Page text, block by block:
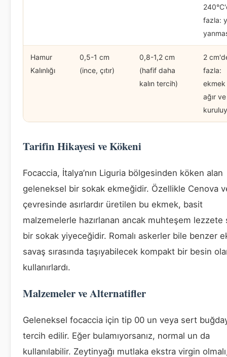
fazla:
Hamur
Kalınlığı
0,5-1 cm
(ince, çıtır)
0,8-1,2 cm
(hafif daha
kalın tercih)
2
fazla:
ağır ve
Tarifin Hikayesi ve Kökeni
Focaccia, İtalya’nın Liguria bölgesinden köken alan
geleneksel bir sokak ekmeğidir. Özellikle Cenova
çevresinde asırlardır üretilen bu ekmek, basit
malzemelerle hazırlanan ancak muhteşem lezzete
bir sokak yiyeceğidir. Romalı askerler bile benzer
savaş sırasında taşıyabilecek kompakt bir besin
kullanırlardı.
Malzemeler ve Alternatifler
Geleneksel focaccia için tip 00 un veya sert
tercih edilir. Eğer bulamıyorsanız, normal un da
kullanılabilir. Zeytinyağı mutlaka ekstra virgin